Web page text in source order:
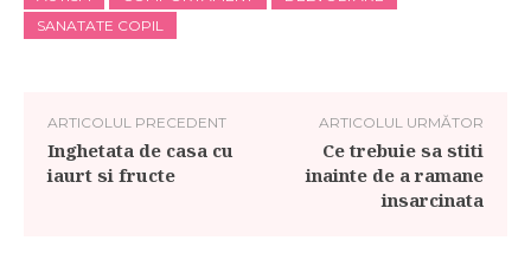
SANATATE COPIL
ARTICOLUL PRECEDENT
Inghetata de casa cu
iaurt si fructe
ARTICOLUL URMĂTOR
Ce trebuie sa stiti
inainte de a ramane
insarcinata